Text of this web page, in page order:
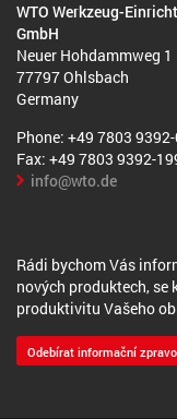
WTO Werkzeug-
GmbH
Neuer Hohdammweg 1
77797 Ohlsbach
Germany
Phone: +49 7803
Fax: +49 7803 9392-
info@wto.de
Rádi bychom Vás
nových produktech,
produktivitu Vašeho
Odebírat informační